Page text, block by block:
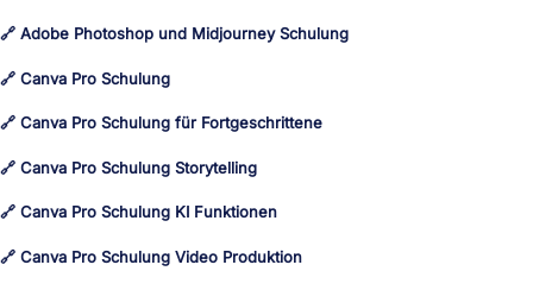
🔗 Adobe Photoshop und Midjourney Schulung
🔗 Canva Pro Schulung
🔗 Canva Pro Schulung für Fortgeschrittene
🔗 Canva Pro Schulung Storytelling
🔗 Canva Pro Schulung KI Funktionen
🔗 Canva Pro Schulung Video Produktion